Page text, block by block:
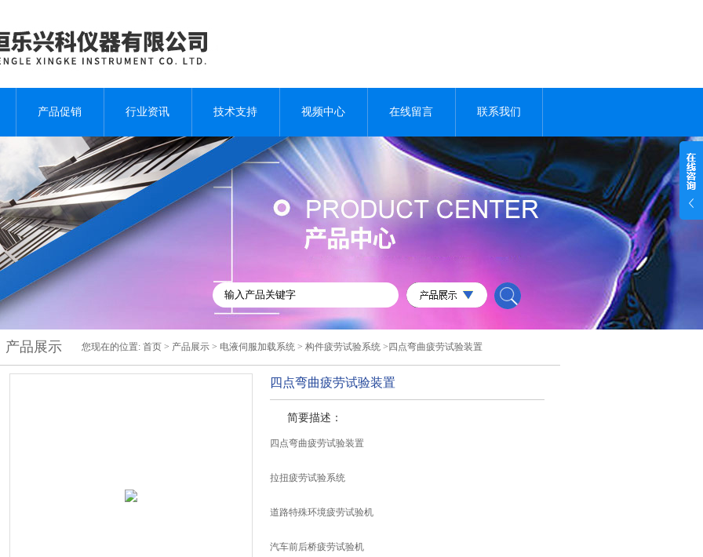
产品促销 行业资讯 技术支持 视频中心 在线留言 联系我们
产品展示 您现在的位置: 首页 > 产品展示 > 电液伺服加载系统 > 构件疲劳试验系统 >四点弯曲疲劳试验装置
四点弯曲疲劳试验装置
简要描述：
四点弯曲疲劳试验装置
拉扭疲劳试验系统
道路特殊环境疲劳试验机
汽车前后桥疲劳试验机